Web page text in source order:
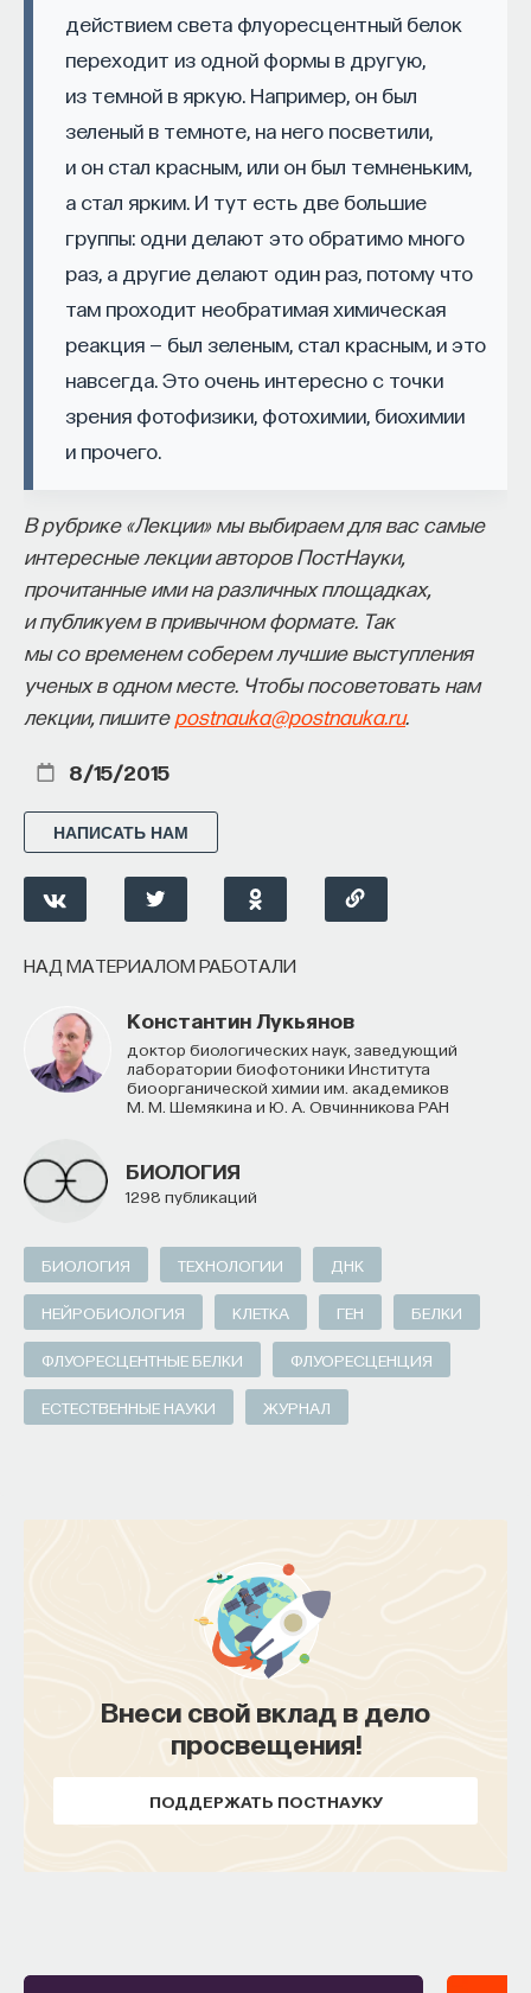
действием света флуоресцентный белок
переходит из одной формы в другую,
из темной в яркую. Например, он был
зеленый в темноте, на него посветили,
и он стал красным, или он был темненьким,
а стал ярким. И тут есть две большие
группы: одни делают это обратимо много
раз, а другие делают один раз, потому что
там проходит необратимая химическая
реакция — был зеленым, стал красным, и это
навсегда. Это очень интересно с точки
зрения фотофизики, фотохимии, биохимии
и прочего.
В рубрике «Лекции» мы выбираем для вас самые
интересные лекции авторов ПостНауки,
прочитанные ими на различных площадках,
и публикуем в привычном формате. Так
мы со временем соберем лучшие выступления
ученых в одном месте. Чтобы посоветовать нам
лекции, пишитеpostnauka@postnauka.ru.
8/15/2015
НАПИСАТЬ НАМ
НАД МАТЕРИАЛОМ РАБОТАЛИ
Константин Лукьянов
доктор биологических наук, заведующий
лаборатории биофотоники Института
биоорганической химии им. академиков
М. М. Шемякина и Ю. А. Овчинникова РАН
БИОЛОГИЯ
1298 публикаций
БИОЛОГИЯ ТЕХНОЛОГИИ ДНК
НЕЙРОБИОЛОГИЯ КЛЕТКА ГЕН БЕЛКИ
ФЛУОРЕСЦЕНТНЫЕ БЕЛКИ ФЛУОРЕСЦЕНЦИЯ
ЕСТЕСТВЕННЫЕ НАУКИ ЖУРНАЛ
Внеси свой вклад в дело
просвещения!
ПОДДЕРЖАТЬ ПОСТНАУКУ
Внеси свой вклад в дело
просвещения!
ПОДДЕРЖАТЬ ПОСТНАУКУ